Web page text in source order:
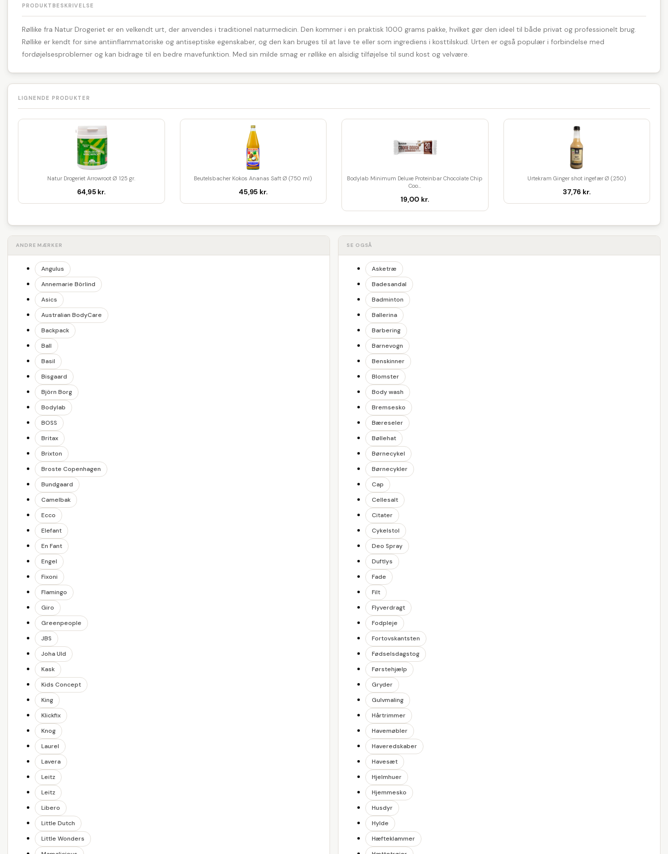
PRODUKTBESKRIVELSE
Røllike fra Natur Drogeriet er en velkendt urt, der anvendes i traditionel naturmedicin. Den kommer i en praktisk 1000 grams pakke, hvilket gør den ideel til både privat og professionelt brug.
Røllike er kendt for sine antiinflammatoriske og antiseptiske egenskaber, og den kan bruges til at lave te eller som ingrediens i kosttilskud. Urten er også populær i forbindelse med
fordøjelsesproblemer og kan bidrage til en bedre mavefunktion. Med sin milde smag er røllike en alsidig tilføjelse til sund kost og velvære.
LIGNENDE PRODUKTER
Natur Drogeriet Arrowroot Ø 125 gr.
64,95 kr.
Beutelsbacher Kokos Ananas Saft Ø (750 ml)
45,95 kr.
Bodylab Minimum Deluxe Proteinbar Chocolate Chip
Coo...
19,00 kr.
Urtekram Ginger shot ingefær Ø (250)
37,76 kr.
ANDRE MÆRKER
Angulus
Annemarie Börlind
Asics
Australian BodyCare
Backpack
Ball
Basil
Bisgaard
Björn Borg
Bodylab
BOSS
Britax
Brixton
Broste Copenhagen
Bundgaard
Camelbak
Ecco
Elefant
En Fant
Engel
Fixoni
Flamingo
Giro
Greenpeople
JBS
Joha Uld
Kask
Kids Concept
King
Klickfix
Knog
Laurel
Lavera
Leitz
Leitz
Libero
Little Dutch
Little Wonders
SE OGSÅ
Asketræ
Badesandal
Badminton
Ballerina
Barbering
Barnevogn
Benskinner
Blomster
Body wash
Bremsesko
Bæreseler
Bøllehat
Børnecykel
Børnecykler
Cap
Cellesalt
Citater
Cykelstol
Deo Spray
Duftlys
Fade
Filt
Flyverdragt
Fodpleje
Fortovskantsten
Fødselsdagstog
Førstehjælp
Gryder
Gulvmaling
Hårtrimmer
Havemøbler
Haveredskaber
Havesæt
Hjelmhuer
Hjemmesko
Husdyr
Hylde
Hæfteklammer